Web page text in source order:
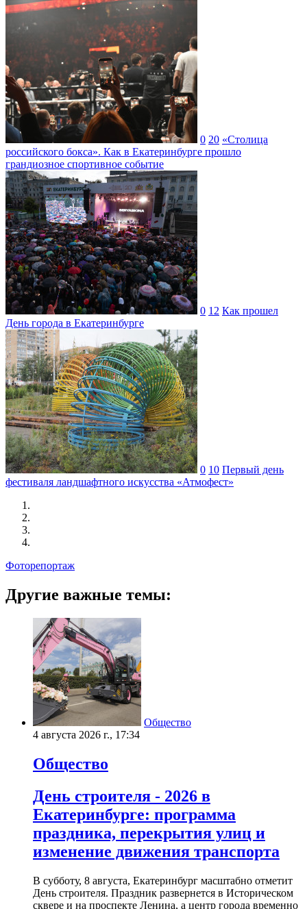
0 20 «Столица
российского бокса». Как в Екатеринбурге прошло
грандиозное спортивное событие
0 12 Как прошел
День города в Екатеринбурге
0 10 Первый день
фестиваля ландшафтного искусства «Атмофест»
Фоторепортаж
Другие важные темы:
Общество
4 августа 2026 г., 17:34
Общество
День строителя - 2026 в
Екатеринбурге: программа
праздника, перекрытия улиц и
изменение движения транспорта
В субботу, 8 августа, Екатеринбург масштабно отметит
День строителя. Праздник развернется в Историческом
сквере и на проспекте Ленина, а центр города временно